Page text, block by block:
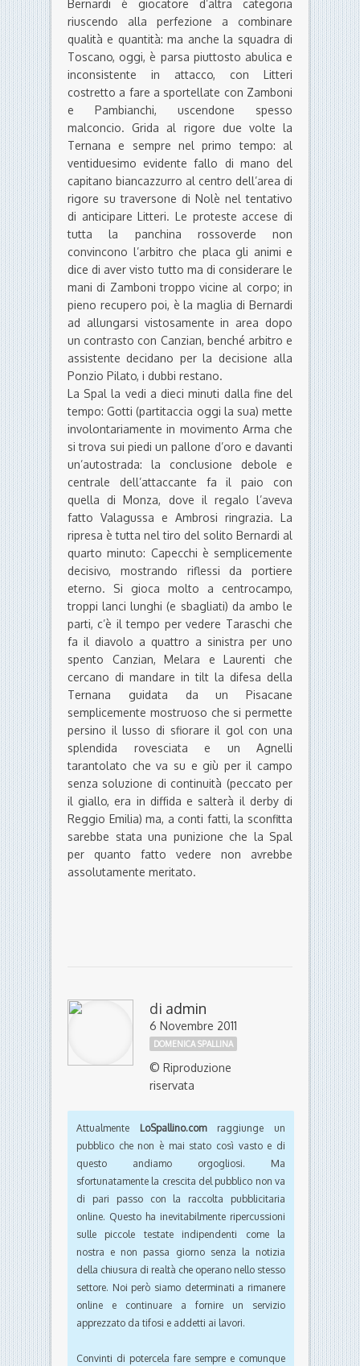
Bernardi è giocatore d’altra categoria
riuscendo alla perfezione a combinare
qualità e quantità: ma anche la squadra di
Toscano, oggi, è parsa piuttosto abulica e
inconsistente in attacco, con Litteri
costretto a fare a sportellate con Zamboni
e Pambianchi, uscendone spesso
malconcio. Grida al rigore due volte la
Ternana e sempre nel primo tempo: al
ventiduesimo evidente fallo di mano del
capitano biancazzurro al centro dell’area di
rigore su traversone di Nolè nel tentativo
di anticipare Litteri. Le proteste accese di
tutta la panchina rossoverde non
convincono l’arbitro che placa gli animi e
dice di aver visto tutto ma di considerare le
mani di Zamboni troppo vicine al corpo; in
pieno recupero poi, è la maglia di Bernardi
ad allungarsi vistosamente in area dopo
un contrasto con Canzian, benché arbitro e
assistente decidano per la decisione alla
Ponzio Pilato, i dubbi restano.
La Spal la vedi a dieci minuti dalla fine del
tempo: Gotti (partitaccia oggi la sua) mette
involontariamente in movimento Arma che
si trova sui piedi un pallone d’oro e davanti
un’autostrada: la conclusione debole e
centrale dell’attaccante fa il paio con
quella di Monza, dove il regalo l’aveva
fatto Valagussa e Ambrosi ringrazia. La
ripresa è tutta nel tiro del solito Bernardi al
quarto minuto: Capecchi è semplicemente
decisivo, mostrando riflessi da portiere
eterno. Si gioca molto a centrocampo,
troppi lanci lunghi (e sbagliati) da ambo le
parti, c’è il tempo per vedere Taraschi che
fa il diavolo a quattro a sinistra per uno
spento Canzian, Melara e Laurenti che
cercano di mandare in tilt la difesa della
Ternana guidata da un Pisacane
semplicemente mostruoso che si permette
persino il lusso di sfiorare il gol con una
splendida rovesciata e un Agnelli
tarantolato che va su e giù per il campo
senza soluzione di continuità (peccato per
il giallo, era in diffida e salterà il derby di
Reggio Emilia) ma, a conti fatti, la sconfitta
sarebbe stata una punizione che la Spal
per quanto fatto vedere non avrebbe
assolutamente meritato.
di admin
6 Novembre 2011
DOMENICA SPALLINA
© Riproduzione
riservata
Attualmente LoSpallino.comraggiunge un
pubblico che non è mai stato così vasto e di
questo andiamo orgogliosi. Ma
sfortunatamente la crescita del pubblico non va
di pari passo con la raccolta pubblicitaria
online. Questo ha inevitabilmente ripercussioni
sulle piccole testate indipendenti come la
nostra e non passa giorno senza la notizia
della chiusura di realtà che operano nello stesso
settore. Noi però siamo determinati a rimanere
online e continuare a fornire un servizio
apprezzato da tifosi e addetti ai lavori.
Convinti di potercela fare sempre e comunque